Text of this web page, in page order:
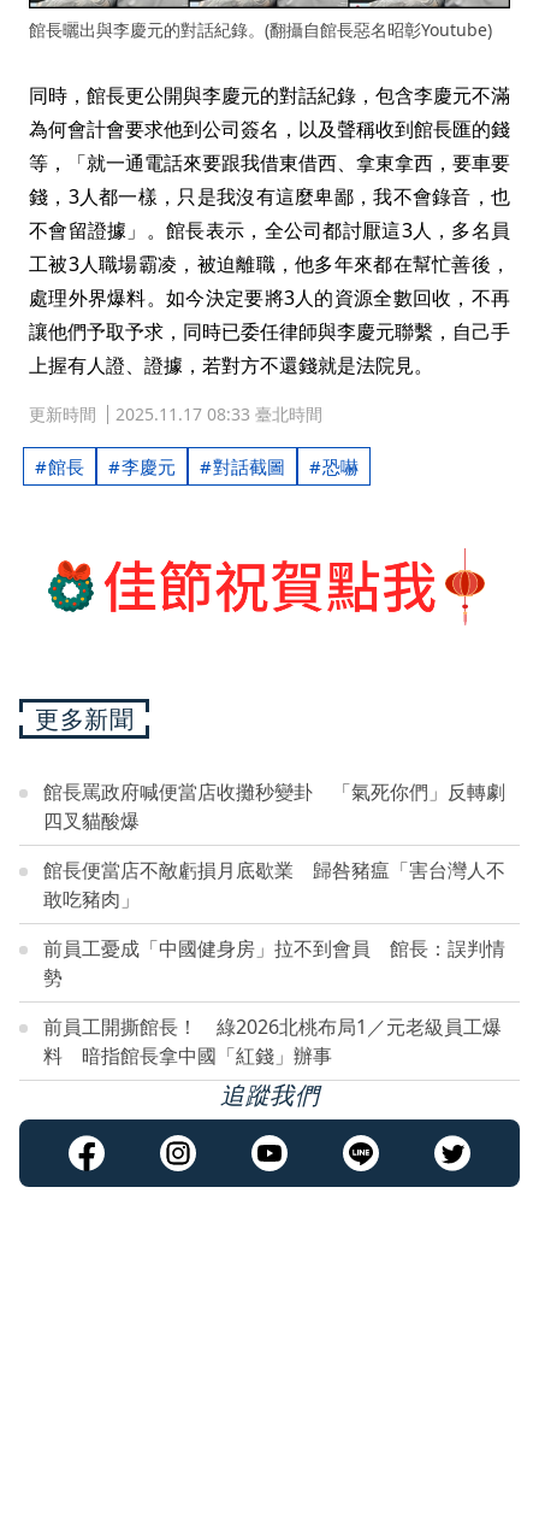
館長曬出與李慶元的對話紀錄。(翻攝自館長惡名昭彰Youtube)
同時，館長更公開與李慶元的對話紀錄，包含李慶元不滿
為何會計會要求他到公司簽名，以及聲稱收到館長匯的錢
等，「就一通電話來要跟我借東借西、拿東拿西，要車要
錢，3人都一樣，只是我沒有這麼卑鄙，我不會錄音，也
不會留證據」。館長表示，全公司都討厭這3人，多名員
工被3人職場霸凌，被迫離職，他多年來都在幫忙善後，
處理外界爆料。如今決定要將3人的資源全數回收，不再
讓他們予取予求，同時已委任律師與李慶元聯繫，自己手
上握有人證、證據，若對方不還錢就是法院見。
更新時間 2025.11.17 08:33 臺北時間
館長 李慶元 對話截圖 恐嚇
更多新聞
館長罵政府喊便當店收攤秒變卦 「氣死你們」反轉劇
四叉貓酸爆
館長便當店不敵虧損月底歇業 歸咎豬瘟「害台灣人不
敢吃豬肉」
前員工憂成「中國健身房」拉不到會員 館長：誤判情
勢
前員工開撕館長！ 綠2026北桃布局1／元老級員工爆
料 暗指館長拿中國「紅錢」辦事
追蹤我們